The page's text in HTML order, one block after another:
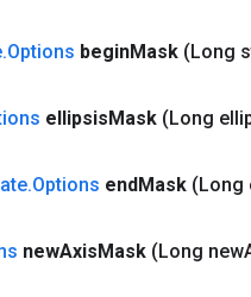
.Options beginMask (Long
ellipsisMask (Long
.Options endMask (Long
newAxisMask (Long new